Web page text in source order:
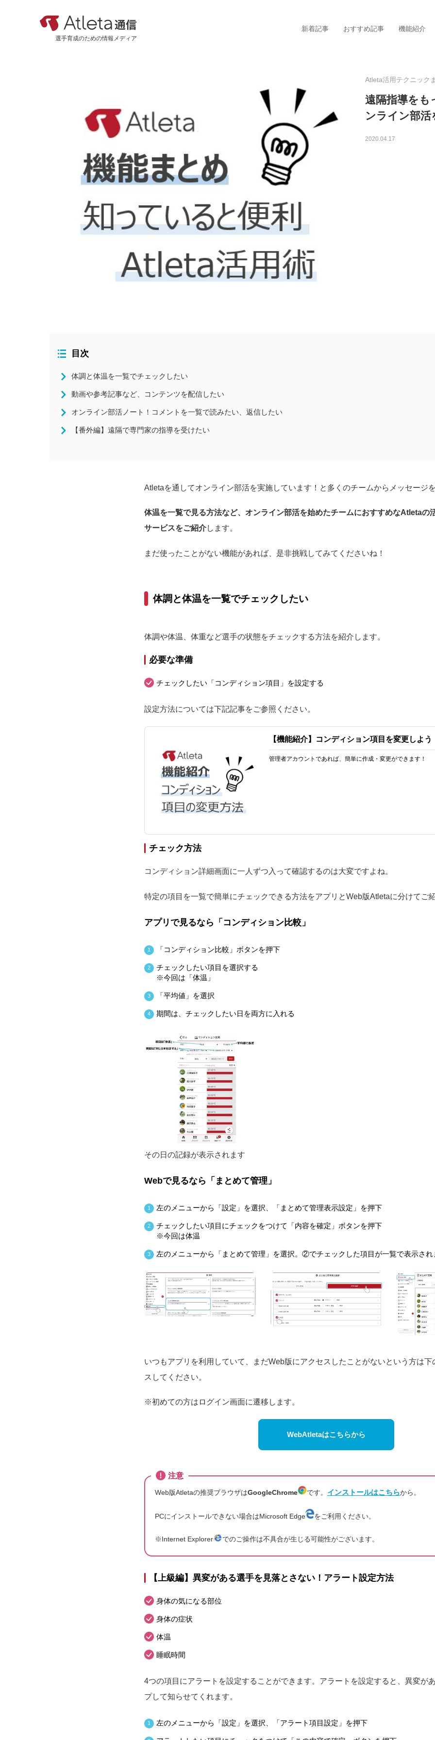
選手育成のための情報メディア
新着記事 おすすめ記事 機能紹介
カテゴリ
新着記事
おすすめ記事
活用事例
全国大会
タグから探す
Atleta活用テクニック
遠隔指導をも
ンライン部活
2020.04.17
目次
体調と体温を一覧でチェックしたい
動画や参考記事など、コンテンツを配信したい
オンライン部活ノート！コメントを一覧で読みたい、返信したい
【番外編】遠隔で専門家の指導を受けたい
Atletaを通してオンライン部活を実施しています！と多くのチームからメッセージ
体温を一覧で見る方法など、オンライン部活を始めたチームにおすすめなAtletaの
サービスをご紹介します。
まだ使ったことがない機能があれば、是非挑戦してみてくださいね！
体調と体温を一覧でチェックしたい
体調や体温、体重など選手の状態をチェックする方法を紹介します。
必要な準備
チェックしたい「コンディション項目」を設定する
設定方法については下記記事をご参照ください。
【機能紹介】コンディション項目を変更しよう
管理者アカウントであれば、簡単に作成・変更ができます！
チェック方法
コンディション詳細画面に一人ずつ入って確認するのは大変ですよね。
特定の項目を一覧で簡単にチェックできる方法をアプリとWeb版Atletaに分けてご
アプリで見るなら「コンディション比較」
1 「コンディション比較」ボタンを押下
2
チェックしたい項目を選択する
※今回は「体温」
3 「平均値」を選択
4 期間は、チェックしたい日を両方に入れる
その日の記録が表示されます
Webで見るなら「まとめて管理」
1 左のメニューから「設定」を選択、「まとめて管理表示設定」を押下
2
チェックしたい項目にチェックをつけて「内容を確定」ボタンを押下
※今回は体温
3 左のメニューから「まとめて管理」を選択。②でチェックした項目が一覧で表示され
いつもアプリを利用していて、まだWeb版にアクセスしたことがないという方は
スしてください。
※初めての方はログイン画面に遷移します。
WebAtletaはこちらから
注意
Web版Atletaの推奨ブラウザはGoogleChrome です。 インストールはこちらから。
PCにインストールできない場合はMicrosoft Edge をご利用ください。
※Internet Explorer でのご操作は不具合が生じる可能性がございます。
【上級編】異変がある選手を見落とさない！アラート設定方法
身体の気になる部位
身体の症状
体温
睡眠時間
4つの項目にアラートを設定することができます。アラートを設定すると、異変が
プして知らせてくれます。
1 左のメニューから「設定」を選択、「アラート項目設定」を押下